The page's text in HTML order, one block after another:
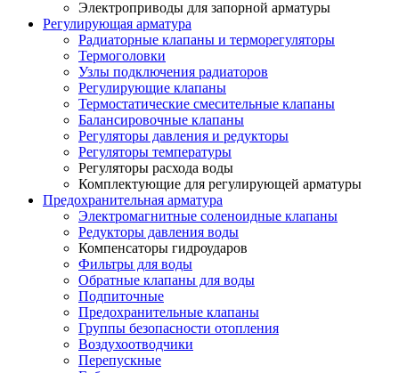
Электроприводы для запорной арматуры
Регулирующая арматура
Радиаторные клапаны и терморегуляторы
Термоголовки
Узлы подключения радиаторов
Регулирующие клапаны
Термостатические смесительные клапаны
Балансировочные клапаны
Регуляторы давления и редукторы
Регуляторы температуры
Регуляторы расхода воды
Комплектующие для регулирующей арматуры
Предохранительная арматура
Электромагнитные соленоидные клапаны
Редукторы давления воды
Компенсаторы гидроударов
Фильтры для воды
Обратные клапаны для воды
Подпиточные
Предохранительные клапаны
Группы безопасности отопления
Воздухоотводчики
Перепускные